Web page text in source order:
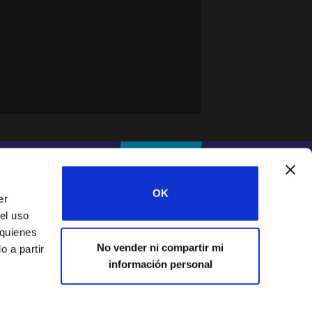
uso
a partir
OK
No vender ni compartir mi
información personal
#IFESWORLD DONA
Home